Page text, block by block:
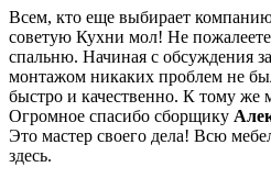
Всем, кто еще выбирает
советую Кухни мол! Не
спальню. Начиная с обсуждения
монтажом никаких проблем не
быстро и качественно. К тому же
Огромное спасибо сборщику
Это мастер своего дела! Всю
здесь.